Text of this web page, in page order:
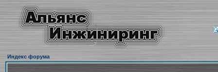
Индекс форума